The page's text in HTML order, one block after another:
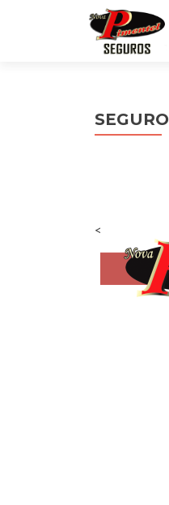
<